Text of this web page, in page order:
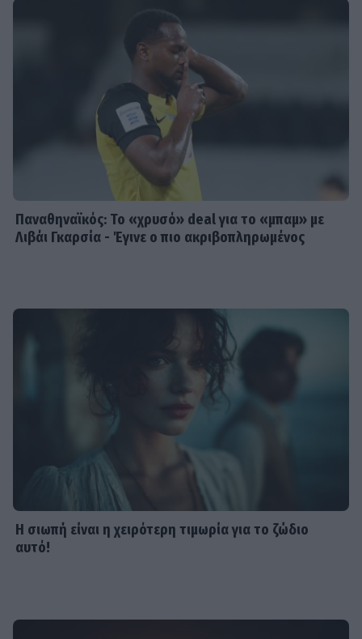
Παναθηναϊκός: Το «χρυσό» deal για το «μπαμ» με
Λιβάι Γκαρσία - Έγινε ο πιο ακριβοπληρωμένος
Η σιωπή είναι η χειρότερη τιμωρία για το ζώδιο
αυτό!